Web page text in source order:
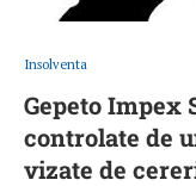
Insolventa
Gepeto Impex
controlate de
vizate de